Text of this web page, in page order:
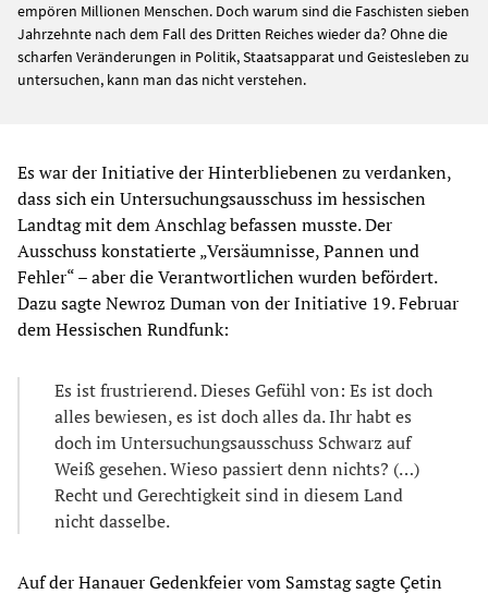
empören Millionen Menschen. Doch warum sind die Faschisten sieben
Jahrzehnte nach dem Fall des Dritten Reiches wieder da? Ohne die
scharfen Veränderungen in Politik, Staatsapparat und Geistesleben zu
untersuchen, kann man das nicht verstehen.
Es war der Initiative der Hinterbliebenen zu verdanken,
dass sich ein Untersuchungsausschuss im hessischen
Landtag mit dem Anschlag befassen musste. Der
Ausschuss konstatierte „Versäumnisse, Pannen und
Fehler“ – aber die Verantwortlichen wurden befördert.
Dazu sagte Newroz Duman von der Initiative 19. Februar
dem Hessischen Rundfunk:
Es ist frustrierend. Dieses Gefühl von: Es ist doch
alles bewiesen, es ist doch alles da. Ihr habt es
doch im Untersuchungsausschuss Schwarz auf
Weiß gesehen. Wieso passiert denn nichts? (…)
Recht und Gerechtigkeit sind in diesem Land
nicht dasselbe.
Auf der Hanauer Gedenkfeier vom Samstag sagte Çetin